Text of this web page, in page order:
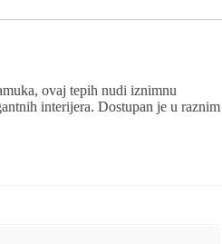
ovaj tepih nudi iznimnu
interijera. Dostupan je u raznim